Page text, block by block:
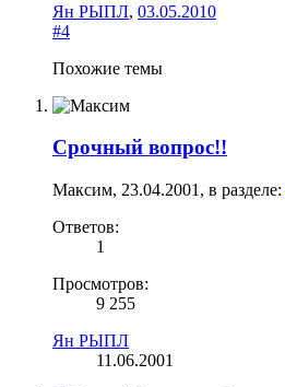
Ян РЫПЛ, 03.05.2010
#4
Похожие темы
Срочный вопрос!!
Максим, 23.04.2001 , в разделе:
Ответов:
1
Просмотров:
9 255
Ян РЫПЛ
11.06.2001